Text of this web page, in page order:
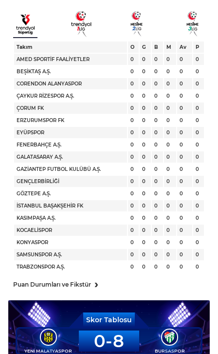
Takım O G B M Av
P
AMED SPORTİF FAALİYETLER
0 0 0 0 0
0
BEŞİKTAŞ A.Ş.
0 0 0 0 0
0
CORENDON ALANYASPOR
0 0 0 0 0
0
ÇAYKUR RİZESPOR A.Ş.
0 0 0 0 0
0
ÇORUM FK
0 0 0 0 0
0
ERZURUMSPOR FK
0 0 0 0 0
0
EYÜPSPOR
0 0 0 0 0
0
FENERBAHÇE A.Ş.
0 0 0 0 0
0
GALATASARAY A.Ş.
0 0 0 0 0
0
GAZİANTEP FUTBOL KULÜBÜ A.Ş.
0 0 0 0 0
0
GENÇLERBİRLİĞİ
0 0 0 0 0
0
GÖZTEPE A.Ş.
0 0 0 0 0
0
İSTANBUL BAŞAKŞEHİR FK
0 0 0 0 0
0
KASIMPAŞA A.Ş.
0 0 0 0 0
0
KOCAELİSPOR
0 0 0 0 0
0
KONYASPOR
0 0 0 0 0
0
SAMSUNSPOR A.Ş.
0 0 0 0 0
0
TRABZONSPOR A.Ş.
0 0 0 0 0 0
Puan Durumları ve Fikstür ›
Skor Tablosu
YENİ MALATYASPOR 0 8 BURSASPOR